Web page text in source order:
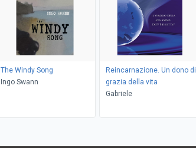
The Windy Song
Ingo Swann
Reincarnazione. Un dono di
grazia della vita
Gabriele